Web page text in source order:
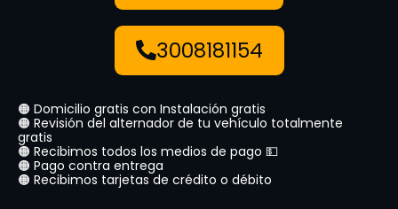
3008181154
🟠 Domicilio gratis con Instalación gratis
🟠 Revisión del alternador de tu vehículo totalmente
gratis
🟠 Recibimos todos los medios de pago 💵
🟠 Pago contra entrega
🟠 Recibimos tarjetas de crédito o débito